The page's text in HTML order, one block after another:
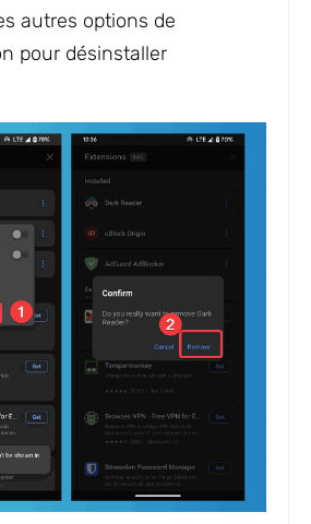
autres options de
pour désinstaller